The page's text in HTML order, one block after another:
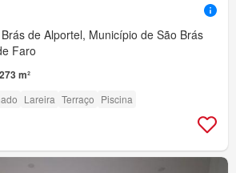
de Alportel, Município de São Brás
Faro
273 m²
Lareira Terraço Piscina